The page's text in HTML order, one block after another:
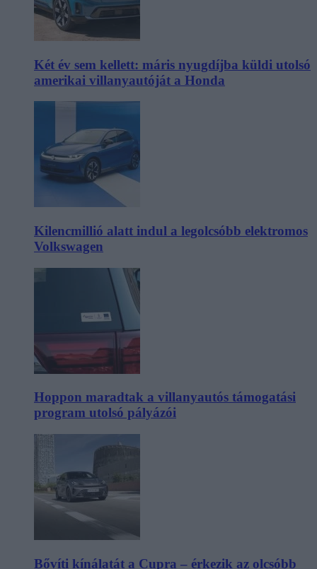
Két év sem kellett: máris nyugdíjba küldi utolsó
amerikai villanyautóját a Honda
Kilencmillió alatt indul a legolcsóbb elektromos
Volkswagen
Hoppon maradtak a villanyautós támogatási
program utolsó pályázói
Bővíti kínálatát a Cupra – érkezik az olcsóbb